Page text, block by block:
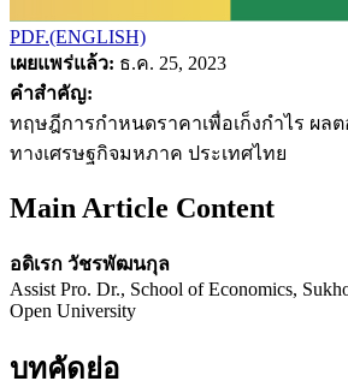
PDF.(ENGLISH)
เผยแพร่แล้ว: ธ.ค. 25, 2023
คำสำคัญ:
ทฤษฎีการกำหนดราคาเพื่อเก็งกำไร ผล
ทางเศรษฐกิจมหภาค ประเทศไทย
Main Article Content
อดิเรก วัชรพัฒนกุล
Assist Pro. Dr., School of Economics,
Open University
บทคัดย่อ